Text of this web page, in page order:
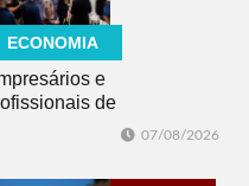
ECONOMIA
e
de
07/08/2026